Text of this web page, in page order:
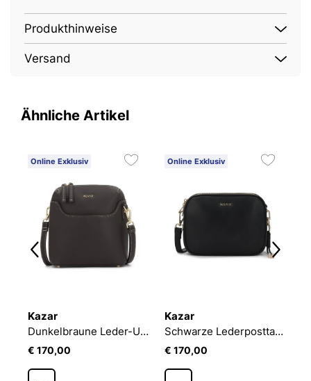
Produkthinweise
Versand
Ähnliche Artikel
Online Exklusiv
Kazar
Dunkelbraune Leder-Umhängetasche mit abnehmbarem Riemen
€ 170,00
Online Exklusiv
Kazar
Schwarze Lederposttasche mit 3 Fächern und abnehmbarem Schlüsselring
€ 170,00